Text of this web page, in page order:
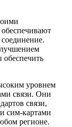
обеспечить
уровнем
связи. Они
связи,
сим-картами
регионе.